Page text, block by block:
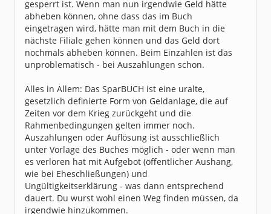
gesperrt ist. Wenn man nun irgendwie Geld hätte
abheben können, ohne dass das im Buch
eingetragen wird, hätte man mit dem Buch in die
nächste Filiale gehen können und das Geld dort
nochmals abheben können. Beim Einzahlen ist das
unproblematisch - bei Auszahlungen schon.
Alles in Allem: Das SparBUCH ist eine uralte,
gesetzlich definierte Form von Geldanlage, die auf
Zeiten vor dem Krieg zurückgeht und die
Rahmenbedingungen gelten immer noch.
Auszahlungen oder Auflösung ist ausschließlich
unter Vorlage des Buches möglich - oder wenn man
es verloren hat mit Aufgebot (öffentlicher Aushang,
wie bei Eheschließungen) und
Ungültigkeitserklärung - was dann entsprechend
dauert. Du wurst wohl einen Weg finden müssen, da
irgendwie hinzukommen.